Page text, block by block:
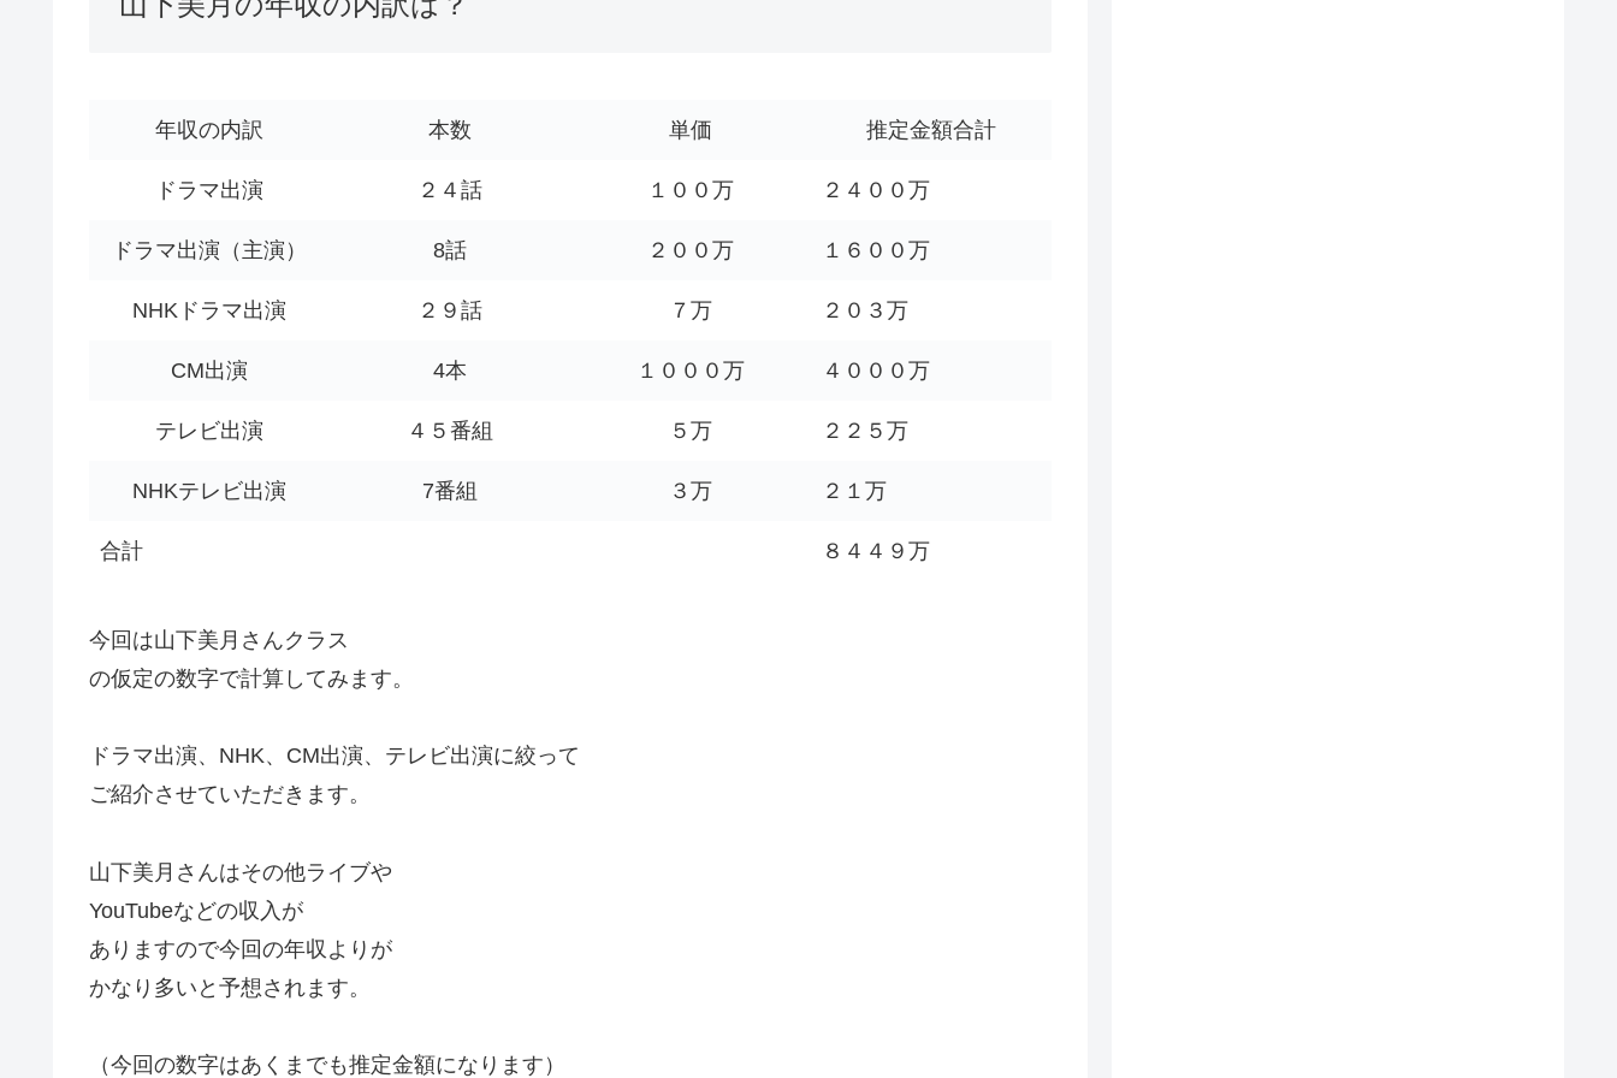
年収の内訳 本数 単価 推定金額合計
ドラマ出演 ２４話 １００万 ２４００万
ドラマ出演（主演） 8話 ２００万 １６００万
NHKドラマ出演 ２９話 ７万 ２０３万
CM出演 4本 １０００万 ４０００万
テレビ出演 ４５番組 ５万 ２２５万
NHKテレビ出演 7番組 ３万 ２１万
合計 ８４４９万
今回は山下美月さんクラス
の仮定の数字で計算してみます。
ドラマ出演、NHK、CM出演、テレビ出演に絞って
ご紹介させていただきます。
山下美月さんはその他ライブや
YouTubeなどの収入が
ありますので今回の年収よりが
かなり多いと予想されます。
（今回の数字はあくまでも推定金額になります）